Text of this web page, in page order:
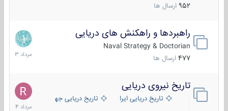
952 ارسال ها
راهبردها و راهکنش های دریایی
Naval Strategy & Doctorian
477 ارسال ها
2
مرداد
1403
تاریخ نیروی دریایی
تاریخ دریایی ایران تاریخ دریایی جهان
16
مرداد
1404